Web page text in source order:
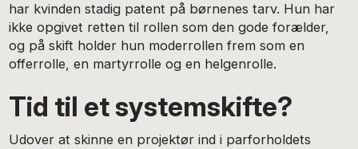
har kvinden stadig patent på børnenes tarv. Hun har
ikke opgivet retten til rollen som den gode forælder,
og på skift holder hun moderrollen frem som en
offerrolle, en martyrrolle og en helgenrolle.
Tid til et systemskifte?
Udover at skinne en projektør ind i parforholdets